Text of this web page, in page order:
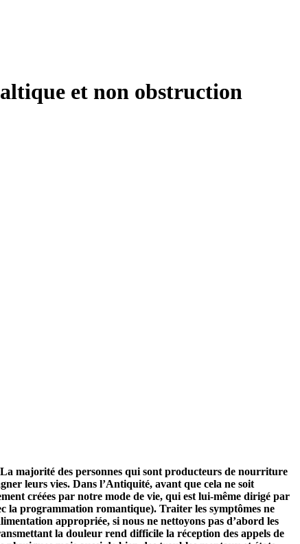
et non obstruction
majorité des personnes qui sont producteurs de nourriture
leurs vies. Dans l’Antiquité, avant que cela ne soit
créées par notre mode de vie, qui est lui-même dirigé par
la programmation romantique). Traiter les symptômes ne
appropriée, si nous ne nettoyons pas d’abord les
la douleur rend difficile la réception des appels de